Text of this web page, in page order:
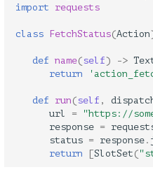
import
requests
class FetchStatus(Action
def name( self) ->
return
def run ( self ,
url
=
"https://
response =
status = response .
return
[SlotSet (